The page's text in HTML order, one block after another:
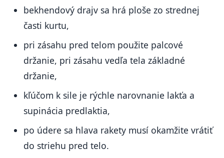
bekhendový drajv sa hrá ploše zo strednej
časti kurtu,
pri zásahu pred telom použite palcové
držanie, pri zásahu vedľa tela základné
držanie,
kľúčom k sile je rýchle narovnanie lakťa a
supinácia predlaktia,
po údere sa hlava rakety musí okamžite vrátiť
do striehu pred telo.